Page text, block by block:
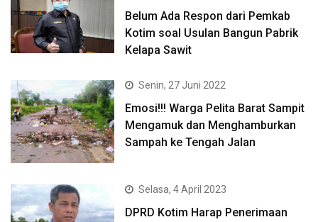
Belum Ada Respon dari Pemkab
Kotim soal Usulan Bangun Pabrik
Kelapa Sawit
Senin, 27 Juni 2022
Emosi!!! Warga Pelita Barat Sampit
Mengamuk dan Menghamburkan
Sampah ke Tengah Jalan
Selasa, 4 April 2023
DPRD Kotim Harap Penerimaan